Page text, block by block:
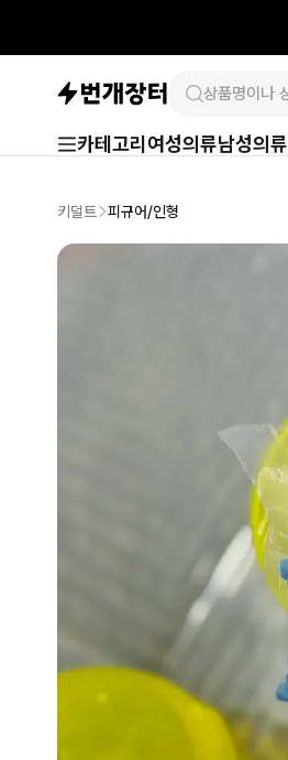
카테고리 여성의류남성의류
키덜트 피규어/인형